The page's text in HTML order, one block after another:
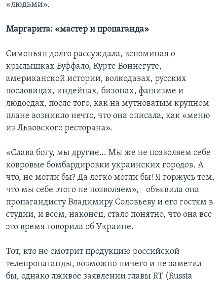
«людьми».
Маргарита: «мастер и пропаганда»
Симоньян долго рассуждала, вспоминая о
крылышках Буффало, Курте Воннегуте,
американской истории, волкодавах, русских
пословицах, индейцах, бизонах, фашизме и
людоедах, после того, как на мутноватым крупном
плане возникло нечто, что она описала, как «меню
из Львовского ресторана».
«Слава богу, мы другие… Мы же не позволяем себе
ковровые бомбардировки украинских городов. А
что, не могли бы? Да легко могли бы! Я горжусь тем,
что мы себе этого не позволяем», - объявила она
пропагандисту Владимиру Соловьеву и его гостям в
студии, и всем, наконец, стало понятно, что она все
это время говорила об Украине.
Тот, кто не смотрит продукцию российской
телепропаганды, возможно ничего и не заметил
бы, однако лживое заявлении главы RT (Russia